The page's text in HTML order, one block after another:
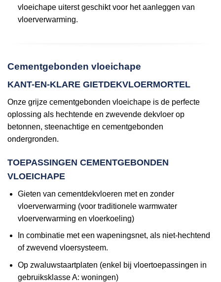
vloeichape uiterst geschikt voor het aanleggen van
vloerverwarming.
Cementgebonden vloeichape
KANT-EN-KLARE GIETDEKVLOERMORTEL
Onze grijze cementgebonden vloeichape is de perfecte
oplossing als hechtende en zwevende dekvloer op
betonnen, steenachtige en cementgebonden
ondergronden.
TOEPASSINGEN CEMENTGEBONDEN
VLOEICHAPE
Gieten van cementdekvloeren met en zonder
vloerverwarming (voor traditionele warmwater
vloerverwarming en vloerkoeling)
In combinatie met een wapeningsnet, als niet-hechtend
of zwevend vloersysteem.
Op zwaluwstaartplaten (enkel bij vloertoepassingen in
gebruiksklasse A: woningen)